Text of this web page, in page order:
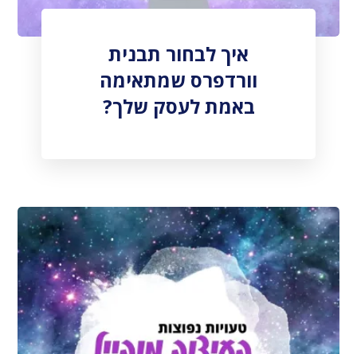
איך לבחור תבנית
וורדפרס שמתאימה
באמת לעסק שלך?